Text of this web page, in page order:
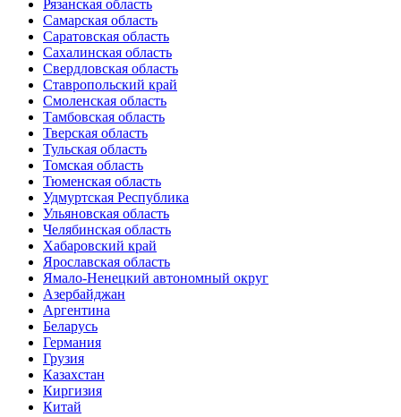
Рязанская область
Самарская область
Саратовская область
Сахалинская область
Свердловская область
Ставропольский край
Смоленская область
Тамбовская область
Тверская область
Тульская область
Томская область
Тюменская область
Удмуртская Республика
Ульяновская область
Челябинская область
Хабаровский край
Ярославская область
Ямало-Ненецкий автономный округ
Азербайджан
Аргентина
Беларусь
Германия
Грузия
Казахстан
Киргизия
Китай